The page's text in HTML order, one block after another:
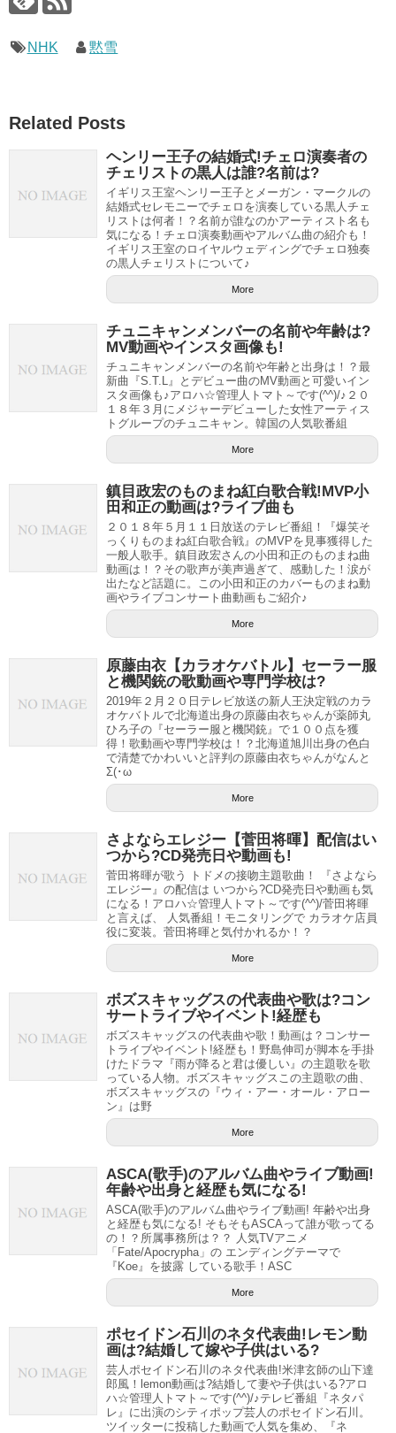
NHK 黙雪
Related Posts
ヘンリー王子の結婚式!チェロ演奏者の
チェリストの黒人は誰?名前は?
イギリス王室ヘンリー王子とメーガン・マークルの
結婚式セレモニーでチェロを演奏している黒人チェ
リストは何者！？名前が誰なのかアーティスト名も
気になる！チェロ演奏動画やアルバム曲の紹介も！
イギリス王室のロイヤルウェディングでチェロ独奏
の黒人チェリストについて♪
More
チュニキャンメンバーの名前や年齢は?
MV動画やインスタ画像も!
チュニキャンメンバーの名前や年齢と出身は！？最
新曲『S.T.L』とデビュー曲のMV動画と可愛いイン
スタ画像も♪アロハ☆管理人トマト～です(^^)/♪２０
１８年３月にメジャーデビューした女性アーティス
トグループのチュニキャン。韓国の人気歌番組
More
鎮目政宏のものまね紅白歌合戦!MVP小
田和正の動画は?ライブ曲も
２０１８年５月１１日放送のテレビ番組！『爆笑そ
っくりものまね紅白歌合戦』のMVPを見事獲得した
一般人歌手。鎮目政宏さんの小田和正のものまね曲
動画は！？その歌声が美声過ぎて、感動した！涙が
出たなど話題に。この小田和正のカバーものまね動
画やライブコンサート曲動画もご紹介♪
More
原藤由衣【カラオケバトル】セーラー服
と機関銃の歌動画や専門学校は?
2019年２月２０日テレビ放送の新人王決定戦のカラ
オケバトルで北海道出身の原藤由衣ちゃんが薬師丸
ひろ子の『セーラー服と機関銃』で１００点を獲
得！歌動画や専門学校は！？北海道旭川出身の色白
で清楚でかわいいと評判の原藤由衣ちゃんがなんと
Σ(･ω
More
さよならエレジー【菅田将暉】配信はい
つから?CD発売日や動画も!
菅田将暉が歌う トドメの接吻主題歌曲！ 『さよなら
エレジー』の配信は いつから?CD発売日や動画も気
になる！アロハ☆管理人トマト～です(^^)/菅田将暉
と言えば、 人気番組！モニタリングで カラオケ店員
役に変装。菅田将暉と気付かれるか！？
More
ボズスキャッグスの代表曲や歌は?コン
サートライブやイベント!経歴も
ボズスキャッグスの代表曲や歌！動画は？コンサー
トライブやイベント!経歴も！野島伸司が脚本を手掛
けたドラマ『雨が降ると君は優しい』の主題歌を歌
っている人物。ボズスキャッグスこの主題歌の曲、
ボズスキャッグスの『ウィ・アー・オール・アロー
ン』は野
More
ASCA(歌手)のアルバム曲やライブ動画!
年齢や出身と経歴も気になる!
ASCA(歌手)のアルバム曲やライブ動画! 年齢や出身
と経歴も気になる! そもそもASCAって誰が歌ってる
の！？所属事務所は？？ 人気TVアニメ
「Fate/Apocrypha」の エンディングテーマで
『Koe』を披露 している歌手！ASC
More
ポセイドン石川のネタ代表曲!レモン動
画は?結婚して嫁や子供はいる?
芸人ポセイドン石川のネタ代表曲!米津玄師の山下達
郎風！lemon動画は?結婚して妻や子供はいる?アロ
ハ☆管理人トマト～です(^^)/♪テレビ番組『ネタパ
レ』に出演のシティポップ芸人のポセイドン石川。
ツイッターに投稿した動画で人気を集め、『ネ